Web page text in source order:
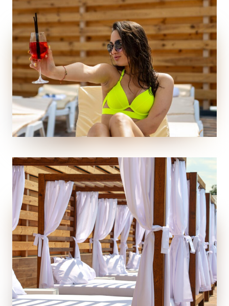
Неважливо, любите ви спокійно проводити час або
ж надаєте перевагу активним водним розвагам,
відпочинок за містом з басейном стане чудовим
варіантом проведення часу. Тут можна не тільки
поплавати, а й весело провести час із друзями чи
сім’єю. Дітям сподобається плескатися у воді, а
дорослі зможуть насолодитися приємною бесідою на
березі.
Заміський комплекс
відпочинку з
басейном: комфорт і
релакс для всієї
родини з Greblya Pool
Зона відпочинку Greblya Pool створена для
комфортного дозвілля всієї родини. Велика чаша
площею 130 кв. м з підігрівом дає змогу